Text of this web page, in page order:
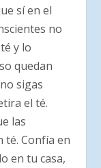
sí en el
no
y lo
quedan
sigas
el té.
las
té. Confía en
en tu casa,